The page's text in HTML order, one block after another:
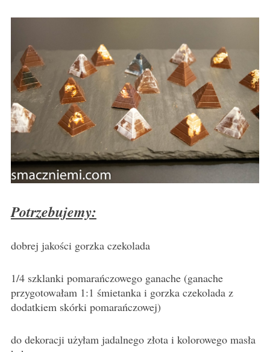
Potrzebujemy:
dobrej jakości gorzka czekolada
1/4 szklanki pomarańczowego ganache (ganache
przygotowałam 1:1 śmietanka i gorzka czekolada z
dodatkiem skórki pomarańczowej)
do dekoracji użyłam jadalnego złota i kolorowego masła